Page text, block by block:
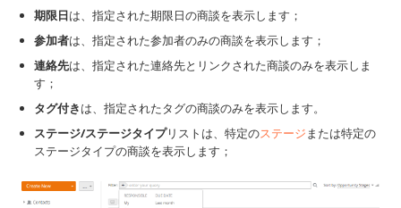
期限日は、指定された期限日の商談を表示します；
参加者は、指定された参加者のみの商談を表示します；
連絡先は、指定された連絡先とリンクされた商談のみを表示しま
す；
タグ付きは、指定されたタグの商談のみを表示します。
ステージ/ステージタイプリストは、特定のステージまたは特定の
ステージタイプの商談を表示します；